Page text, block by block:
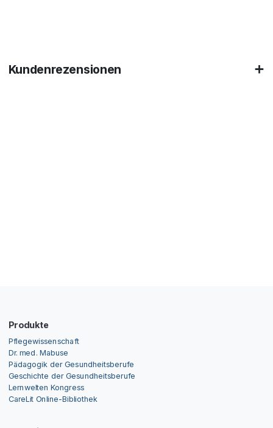
Kundenrezensionen
Produkte
Pflegewissenschaft
Dr. med. Mabuse
Pädagogik der Gesundheitsberufe
Geschichte der Gesundheitsberufe
Lernwelten Kongress
CareLit Online-Bibliothek